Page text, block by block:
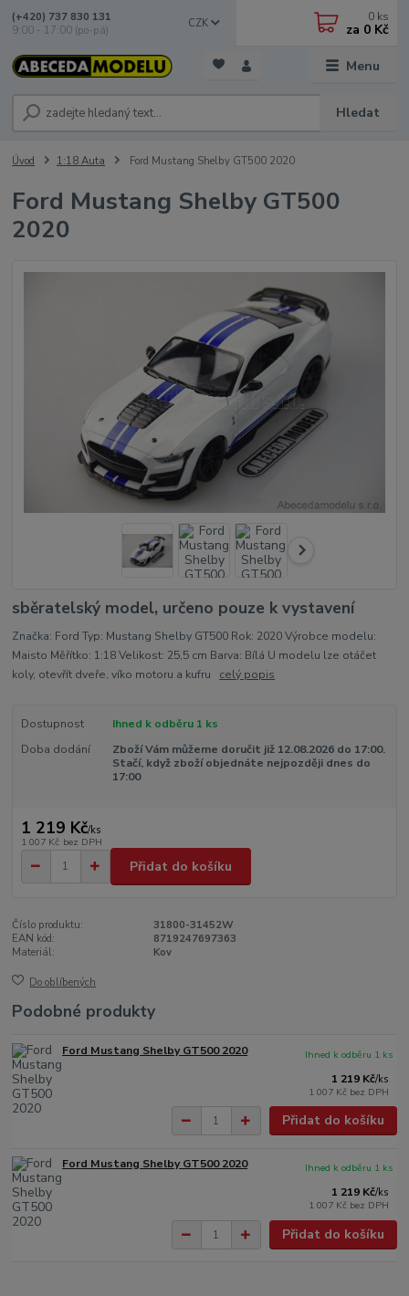
Menu
CZK
Hledat
(+420) 737 830 131
9:00 - 17:00 (po-pá)
0 ks
za 0 Kč
Úvod 1:18 Auta Ford Mustang Shelby GT500 2020
Ford Mustang Shelby GT500
2020
sběratelský model, určeno pouze k vystavení
Značka: Ford Typ: Mustang Shelby GT500 Rok: 2020 Výrobce modelu:
Maisto Měřítko: 1:18 Velikost: 25,5 cm Barva: Bílá U modelu lze otáčet
koly, otevřít dveře, víko motoru a kufru celý popis
Dostupnost
Ihned k odběru 1 ks
Doba dodání
Zboží Vám můžeme doručit již 12.08.2026 do 17:00.
Stačí, když zboží objednáte nejpozději dnes do
17:00
1 219 Kč/ks
1 007 Kč bez DPH
Přidat do košíku
Číslo produktu:
31800-31452W
EAN kód:
8719247697363
Materiál:
Kov
Do oblíbených
Podobné produkty
Ford Mustang Shelby GT500 2020
1 219 Kč/ks
1 007 Kč bez DPH
Ihned k odběru 1 ks
Přidat do košíku
Ford Mustang Shelby GT500 2020
1 219 Kč/ks
1 007 Kč bez DPH
Ihned k odběru 1 ks
Přidat do košíku